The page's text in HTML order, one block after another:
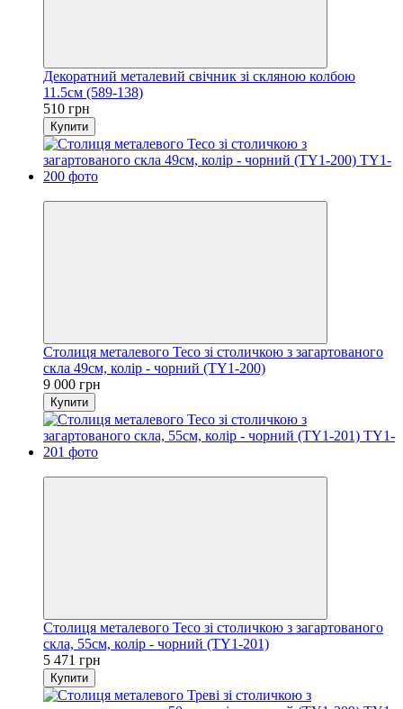
Декоратний металевий свічник зі скляною колбою
11.5см (589-138)
510 грн
Купити
Столиця металевого Тесо зі столичкою з загартованого
скла 49см, колір - чорний (TY1-200)
9 000 грн
Купити
Столиця металевого Тесо зі столичкою з загартованого
скла, 55см, колір - чорний (TY1-201)
5 471 грн
Купити